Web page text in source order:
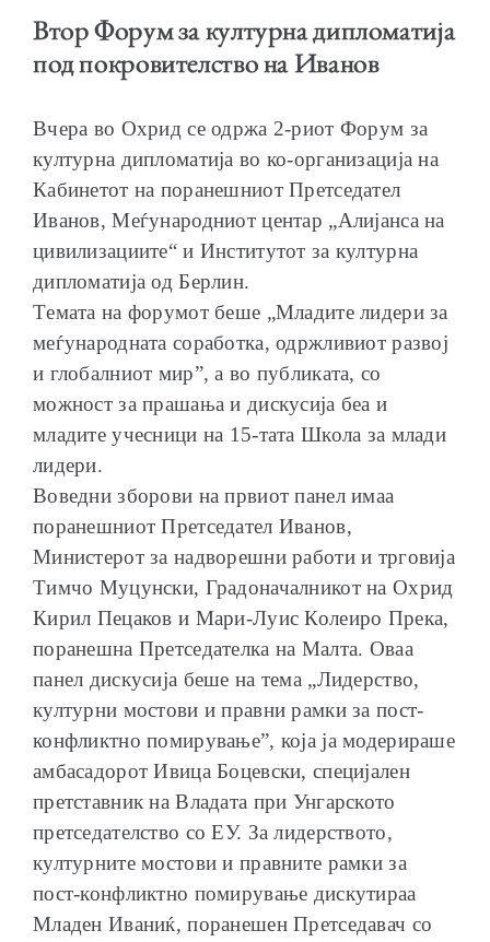
ШКОЛА ЗА МЛАДИ ЛИДЕРИ
ПРМ 2009-2019
Втор Форум за културна дипломатија
под покровителство на Иванов
Вчера во Охрид се одржа 2-риот Форум за
културна дипломатија во ко-организација на
Кабинетот на поранешниот Претседател
Иванов, Меѓународниот центар „Алијанса на
цивилизациите“ и Институтот за културна
дипломатија од Берлин.
Tемата на форумот беше „Младите лидери за
меѓународната соработка, одржливиот развој
и глобалниот мир”, а во публиката, со
можност за прашања и дискусија беа и
младите учесници на 15-тата Школа за млади
лидери.
Воведни зборови на првиот панел имаа
поранешниот Претседател Иванов,
Министерот за надворешни работи и трговија
Тимчо Муцунски, Градоначалникот на Охрид
Кирил Пецаков и Мари-Луис Колеиро Прека,
поранешна Претседателка на Малта. Оваа
панел дискусија беше на тема „Лидерство,
културни мостови и правни рамки за пост-
конфликтно помирување”, која ја модерираше
амбасадорот Ивица Боцевски, специјален
претставник на Владата при Унгарското
претседателство со ЕУ. За лидерството,
културните мостови и правните рамки за
пост-конфликтно помирување дискутираа
Младен Иваниќ, поранешен Претседавач со